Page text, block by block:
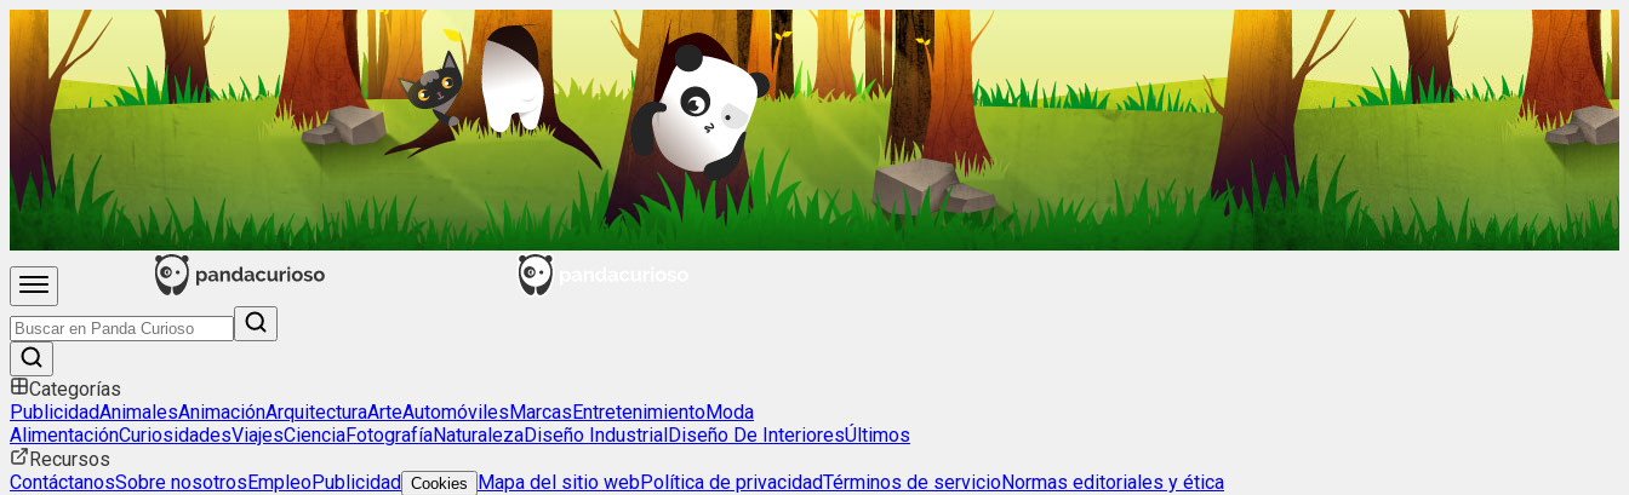
Categorías
PublicidadAnimalesAnimaciónArquitecturaArteAutomóvilesMarcasEntretenimientoModa
AlimentaciónCuriosidadesViajesCienciaFotografíaNaturalezaDiseño IndustrialDiseño De InterioresÚltimos
Recursos
ContáctanosSobre nosotrosEmpleoPublicidad Cookies Mapa del sitio webPolítica de privacidadTérminos de servicioNormas editoriales y ética